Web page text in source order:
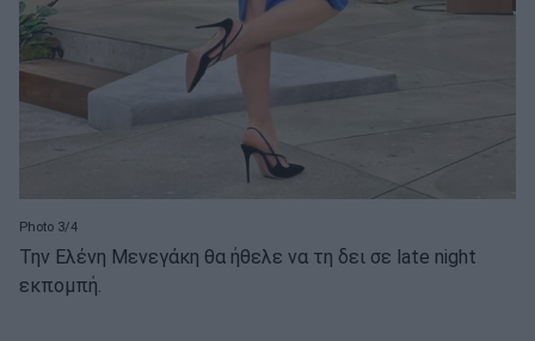
Photo 3/4
Την Ελένη Μενεγάκη θα ήθελε να τη δει σε late night
εκπομπή.